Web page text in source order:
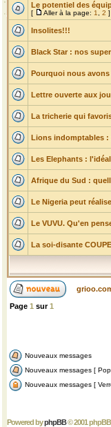
Le potentiel des
[ Aller à la page: 1 2 ]
Insolites!!!
Black Star : nos
Pourquoi nous
Lettre ouverte aux
La tricherie qui
Lions indomptables :
Les Elephants :
Afrique du Sud :
Le Nigeria peut
Le VUVU. Qu'en
La soi-disante
Page 1 sur1
Nouveaux messages
Nouveaux messages [
Nouveaux messages [
Powered byphpBB© 2001